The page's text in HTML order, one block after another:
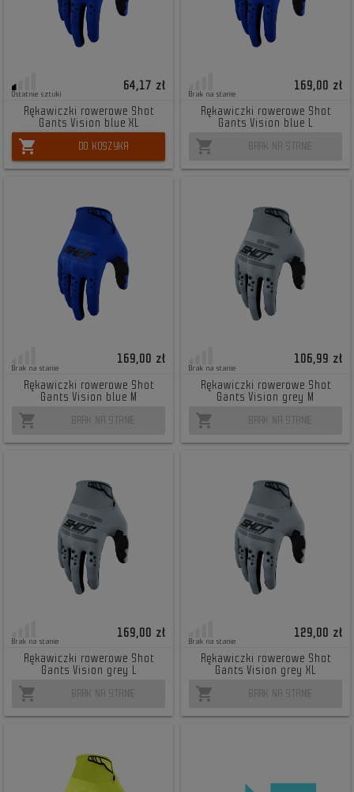
Ostatnie sztuki
64,17 zł
Rękawiczki rowerowe Shot
Gants Vision blue XL
shopping_cart DO KOSZYKA
Brak na stanie
169,00 zł
Rękawiczki rowerowe Shot
Gants Vision blue L
shopping_cart BRAK NA STANIE
Brak na stanie
169,00 zł
Rękawiczki rowerowe Shot
Gants Vision blue M
shopping_cart BRAK NA STANIE
Brak na stanie
106,99 zł
Rękawiczki rowerowe Shot
Gants Vision grey M
shopping_cart BRAK NA STANIE
Brak na stanie
169,00 zł
Rękawiczki rowerowe Shot
Gants Vision grey L
shopping_cart BRAK NA STANIE
Brak na stanie
129,00 zł
Rękawiczki rowerowe Shot
Gants Vision grey XL
shopping_cart BRAK NA STANIE